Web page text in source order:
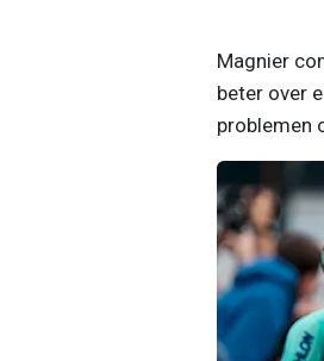
Magnier
beter over
problemen